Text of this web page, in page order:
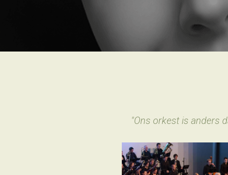
"Ons orkest is anders